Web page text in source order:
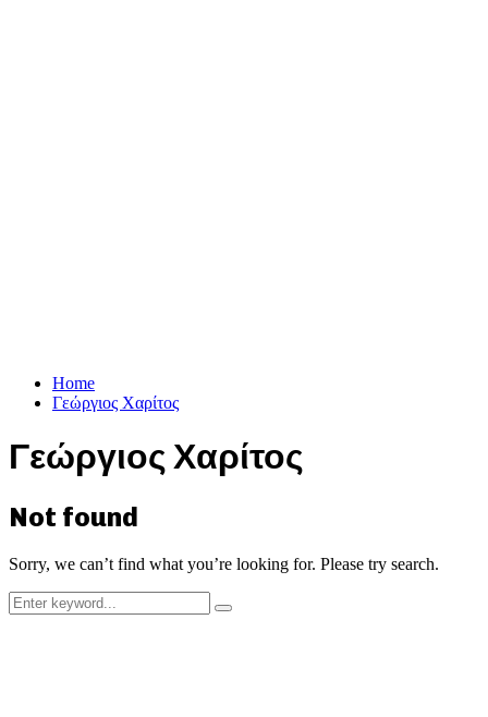
Home
Γεώργιος Χαρίτος
Γεώργιος Χαρίτος
Not found
Sorry, we can’t find what you’re looking for. Please try search.
Search
for:
Search